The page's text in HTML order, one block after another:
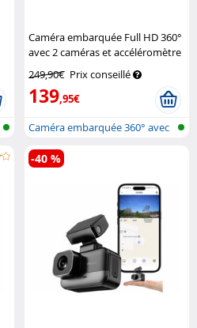
Caméra embarquée Full HD 360°
avec 2 caméras et accéléromètre
249,90€ Prix conseillé
139,95€
Caméra embarquée 360° avec
2 object...
-40 %